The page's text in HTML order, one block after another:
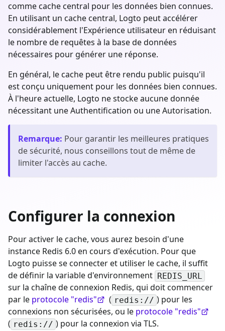
comme cache central pour les données bien connues.
En utilisant un cache central, Logto peut accélérer
considérablement l'Expérience utilisateur en réduisant
le nombre de requêtes à la base de données
nécessaires pour générer une réponse.
En général, le cache peut être rendu public puisqu'il
est conçu uniquement pour les données bien connues.
À l'heure actuelle, Logto ne stocke aucune donnée
nécessitant une Authentification ou une Autorisation.
Remarque: Pour garantir les meilleures pratiques
de sécurité, nous conseillons tout de même de
limiter l'accès au cache.
Configurer la connexion
Pour activer le cache, vous aurez besoin d'une
instance Redis 6.0 en cours d'exécution. Pour que
Logto puisse se connecter et utiliser le cache, il suffit
de définir la variable d'environnement REDIS_URL
sur la chaîne de connexion Redis, qui doit commencer
par le protocole "redis" ( redis:// ) pour les
connexions non sécurisées, ou le protocole "redis"
( redis:// ) pour la connexion via TLS.